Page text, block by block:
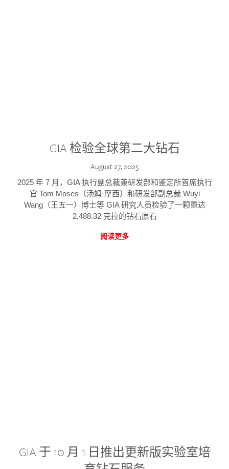
GIA 检验全球第二大钻石
August 27, 2025
2025 年 7 月，GIA 执行副总裁兼研发部和鉴定所首席执行
官 Tom Moses（汤姆·摩西）和研发部副总裁 Wuyi
Wang（王五一）博士等 GIA 研究人员检验了一颗重达
2,488.32 克拉的钻石原石
阅读更多
GIA 于 10 月 1 日推出更新版实验室培